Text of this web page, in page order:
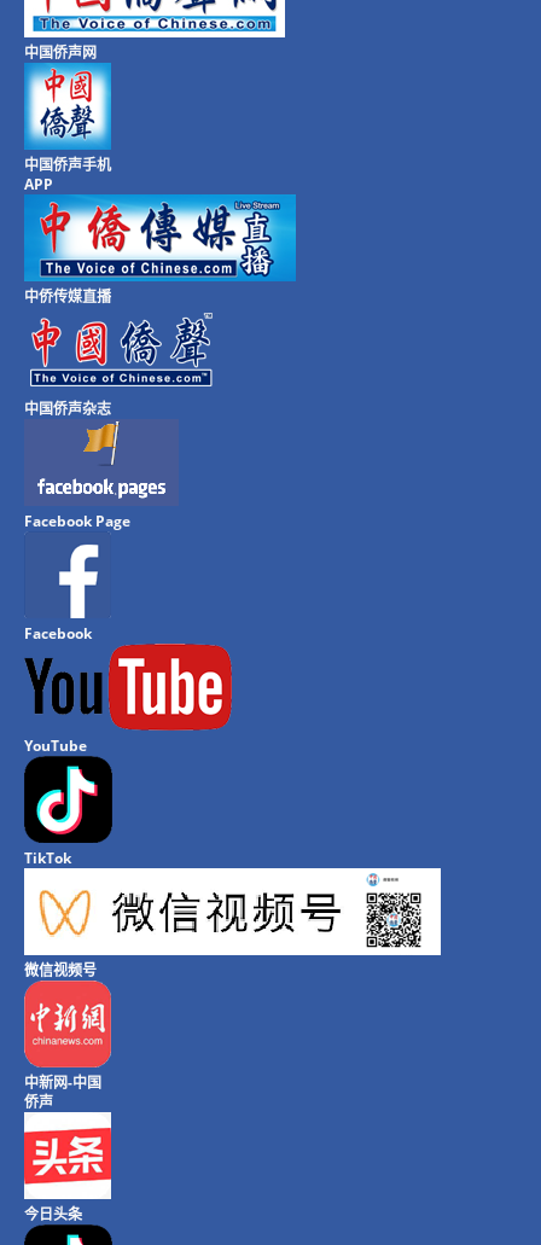
中国侨声网
中国侨声手机
APP
中侨传媒直播
中国侨声杂志
Facebook Page
Facebook
YouTube
TikTok
微信视频号
中新网-中国
侨声
今日头条